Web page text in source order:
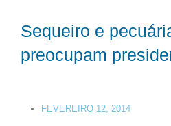
Sequeiro e
preocupam
FEVEREIRO 12, 2014